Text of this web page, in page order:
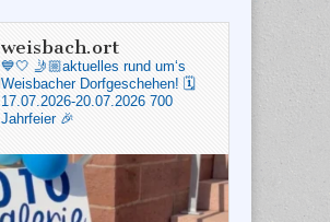
weisbach.ort
💙🤍 🤳🏼aktuelles rund um‘s
Weisbacher Dorfgeschehen! 🗓️
17.07.2026-20.07.2026 700
Jahrfeier 🎉